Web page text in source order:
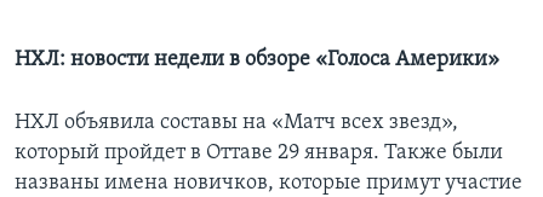
Языки
НХЛ: новости недели в обзоре «Голоса Америки»
НХЛ объявила составы на «Матч всех звезд»,
который пройдет в Оттаве 29 января. Также были
названы имена новичков, которые примут участие